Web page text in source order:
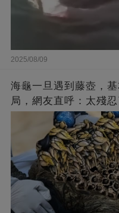
2025/08/09
海龜一旦遇到藤壺，
局，網友直呼：太殘忍